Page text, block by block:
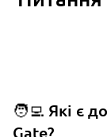
🧑‍💻 Які є
Gate?